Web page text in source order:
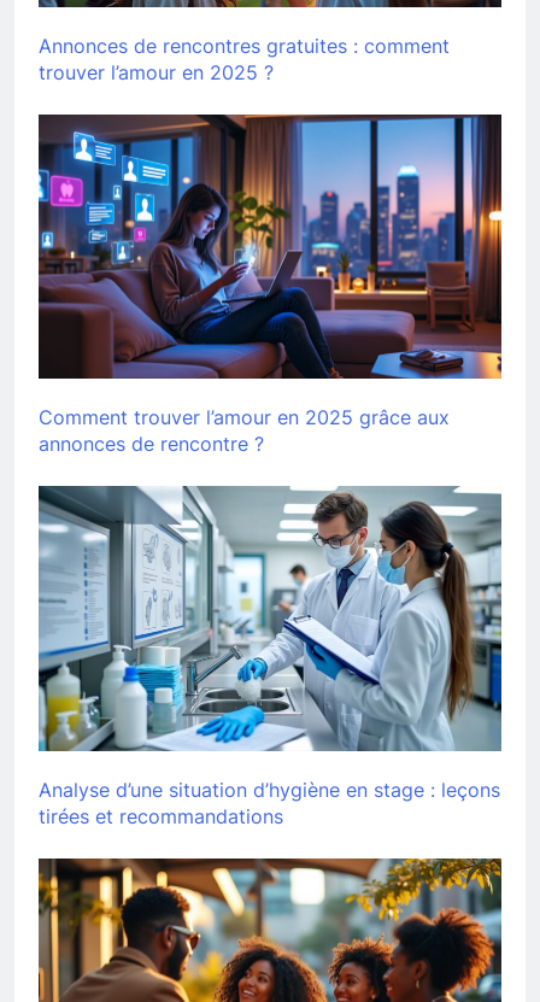
Annonces de rencontres gratuites : comment
trouver l’amour en 2025 ?
Comment trouver l’amour en 2025 grâce aux
annonces de rencontre ?
Analyse d’une situation d’hygiène en stage : leçons
tirées et recommandations